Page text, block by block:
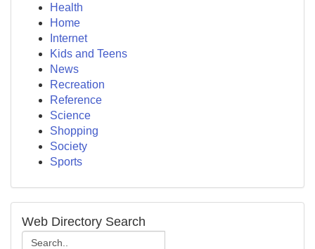
Health
Home
Internet
Kids and Teens
News
Recreation
Reference
Science
Shopping
Society
Sports
Web Directory Search